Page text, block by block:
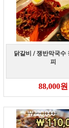
닭갈비 / 쟁반막국수
피
88,000원